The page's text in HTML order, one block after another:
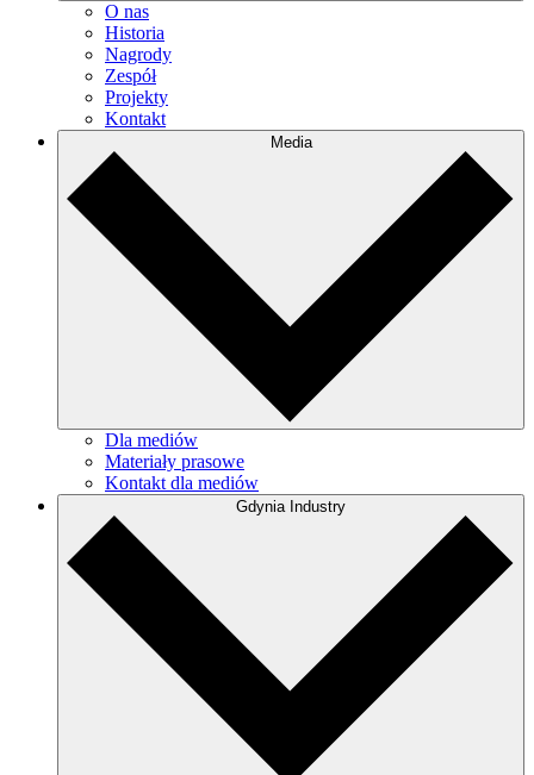
O nas
Historia
Nagrody
Zespół
Projekty
Kontakt
Media
Dla mediów
Materiały prasowe
Kontakt dla mediów
Gdynia Industry